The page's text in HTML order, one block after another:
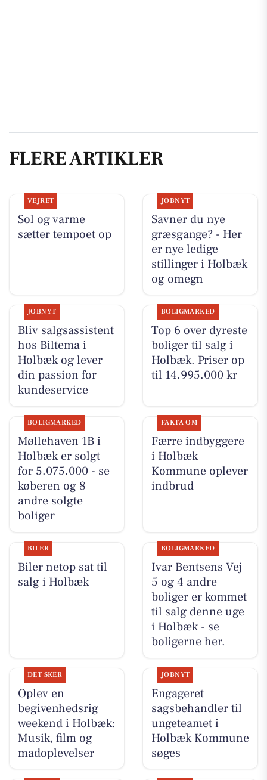
FLERE ARTIKLER
VEJRET
Sol og varme
sætter tempoet op
JOBNYT
Savner du nye
græsgange? - Her
er nye ledige
stillinger i Holbæk
og omegn
JOBNYT
Bliv salgsassistent
hos Biltema i
Holbæk og lever
din passion for
kundeservice
BOLIGMARKED
Top 6 over dyreste
boliger til salg i
Holbæk. Priser op
til 14.995.000 kr
BOLIGMARKED
Møllehaven 1B i
Holbæk er solgt
for 5.075.000 - se
køberen og 8
andre solgte
boliger
FAKTA OM
Færre indbyggere
i Holbæk
Kommune oplever
indbrud
BILER
Biler netop sat til
salg i Holbæk
BOLIGMARKED
Ivar Bentsens Vej
5 og 4 andre
boliger er kommet
til salg denne uge
i Holbæk - se
boligerne her.
DET SKER
Oplev en
begivenhedsrig
weekend i Holbæk:
Musik, film og
madoplevelser
JOBNYT
Engageret
sagsbehandler til
ungeteamet i
Holbæk Kommune
søges